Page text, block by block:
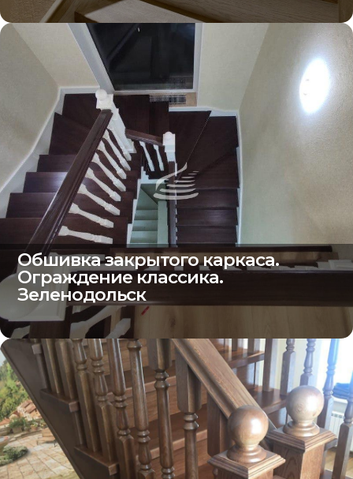
Обшивка закрытого каркаса.
Ограждение классика.
Зеленодольск